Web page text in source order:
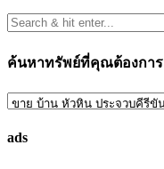
ค้นหาทรัพย์ที่คุณต้องการ
ค้นหา
ที่
ads